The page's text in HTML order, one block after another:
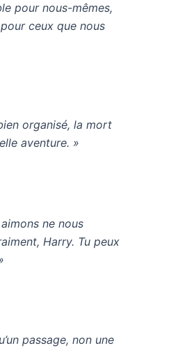
pour nous-mêmes,
ceux que nous
organisé, la mort
aventure. »
ne nous
Harry. Tu peux
passage, non une